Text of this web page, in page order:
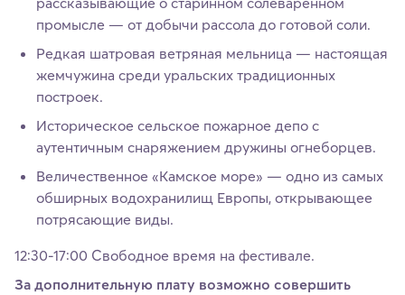
промысле — от добычи рассола до готовой соли.
Редкая шатровая ветряная мельница — настоящая
жемчужина среди уральских традиционных
построек.
Историческое сельское пожарное депо с
аутентичным снаряжением дружины огнеборцев.
Величественное «Камское море» — одно из самых
обширных водохранилищ Европы, открывающее
потрясающие виды.
12:30-17:00 Свободное время на фестивале.
За дополнительную плату возможно совершить